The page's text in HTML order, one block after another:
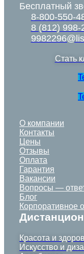
Бесплатный
8-800-550-
8 (812) 998-
Стать
О компании
Контакты
Цены
Отзывы
Оплата
Гарантия
Вакансии
Вопросы —
Блог
Корпоративное
Красота и
Искусство и